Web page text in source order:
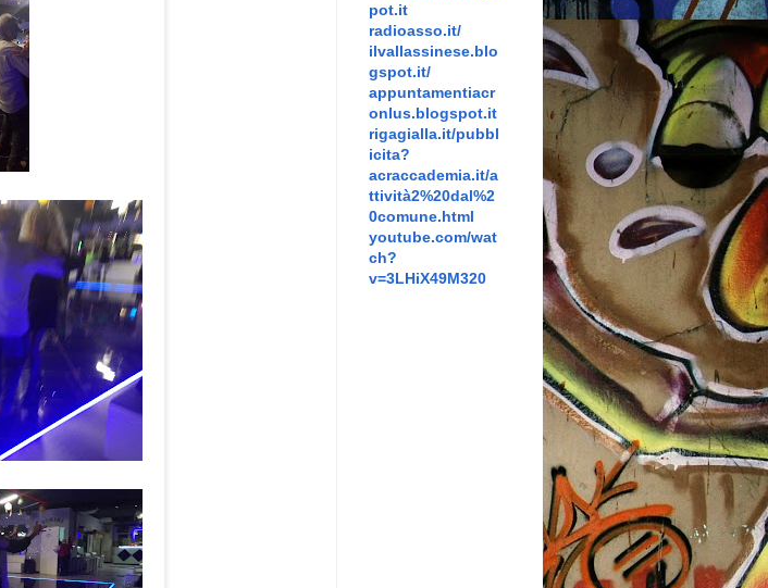
pot.it
radioasso.it/
ilvallassinese.blo
gspot.it/
appuntamentiacr
onlus.blogspot.it
rigagialla.it/pubbl
icita?
acraccademia.it/a
ttività2%20dal%2
0comune.html
youtube.com/wat
ch?
v=3LHiX49M320